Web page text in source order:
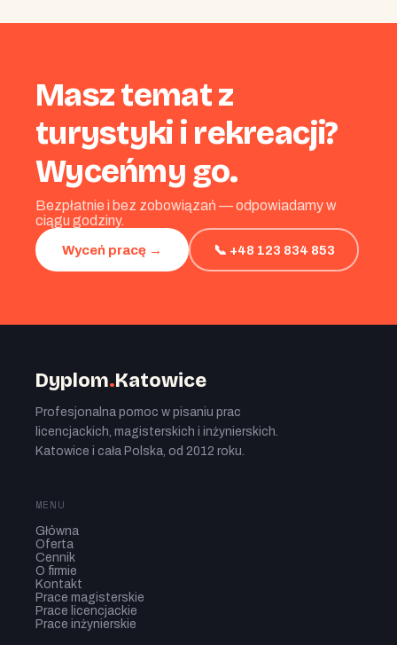
Masz temat z
turystyki i rekreacji?
Wyceńmy go.
Bezpłatnie i bez zobowiązań — odpowiadamy w
ciągu godziny.
Wyceń pracę → 📞 +48 123 834 853
Dyplom.Katowice
Profesjonalna pomoc w pisaniu prac
licencjackich, magisterskich i inżynierskich.
Katowice i cała Polska, od 2012 roku.
MENU
Główna
Oferta
Cennik
O firmie
Kontakt
Prace magisterskie
Prace licencjackie
Prace inżynierskie